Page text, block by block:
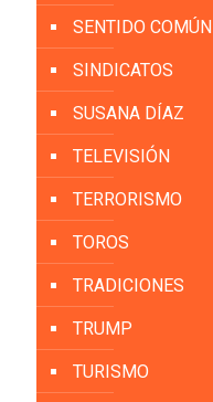
SENTIDO COMÚN
SINDICATOS
SUSANA DÍAZ
TELEVISIÓN
TERRORISMO
TOROS
TRADICIONES
TRUMP
TURISMO